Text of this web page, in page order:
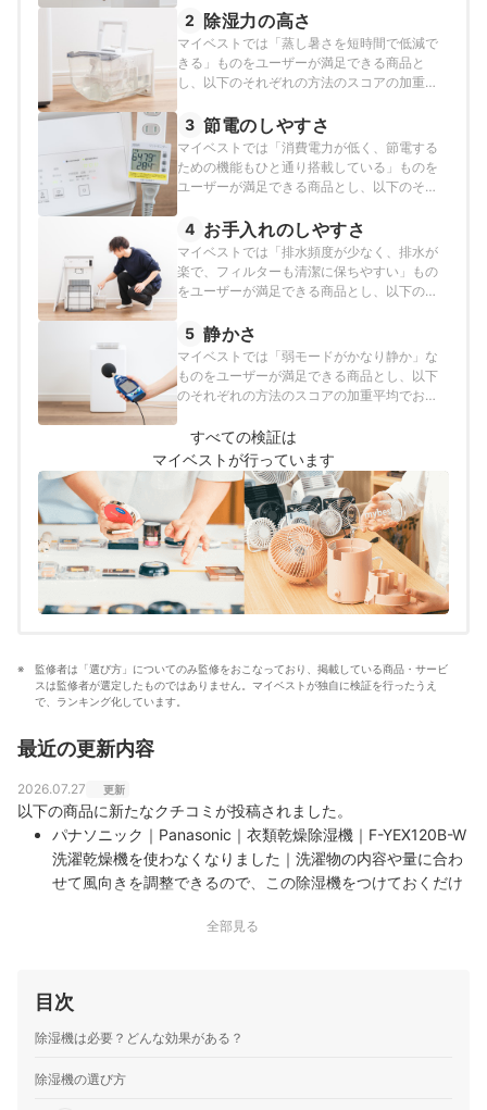
2 除湿力の高さ
マイベストでは「蒸し暑さを短時間で低減で
きる」ものをユーザーが満足できる商品と
し、以下のそれぞれの方法のスコアの加重平
3 節電のしやすさ
マイベストでは「消費電力が低く、節電する
ための機能もひと通り搭載している」ものを
ユーザーが満足できる商品とし、以下のそれ
をスコア化しました。
4 お手入れのしやすさ
マイベストでは「排水頻度が少なく、排水が
楽で、フィルターも清潔に保ちやすい」もの
をユーザーが満足できる商品とし、以下の方
5 静かさ
マイベストでは「弱モードがかなり静か」な
ものをユーザーが満足できる商品とし、以下
のそれぞれの方法のスコアの加重平均でおす
すべての検証は
マイベストが行っています
監修者は「選び方」についてのみ監修をおこなっており、掲載している商品・サービ
スは監修者が選定したものではありません。マイベストが独自に検証を行ったうえ
で、ランキング化しています。
最近の更新内容
2026.07.27 更新
以下の商品に新たなクチコミが投稿されました。
パナソニック｜Panasonic｜衣類乾燥除湿機｜F-YEX120B-W
洗濯乾燥機を使わなくなりました｜洗濯物の内容や量に合わ
せて風向きを調整できるので、この除湿機をつけておくだけ
機を使わなくなりました。 洗濯物を干していない部屋で除湿
全部見る
目次
除湿機は必要？どんな効果がある？
除湿機の選び方